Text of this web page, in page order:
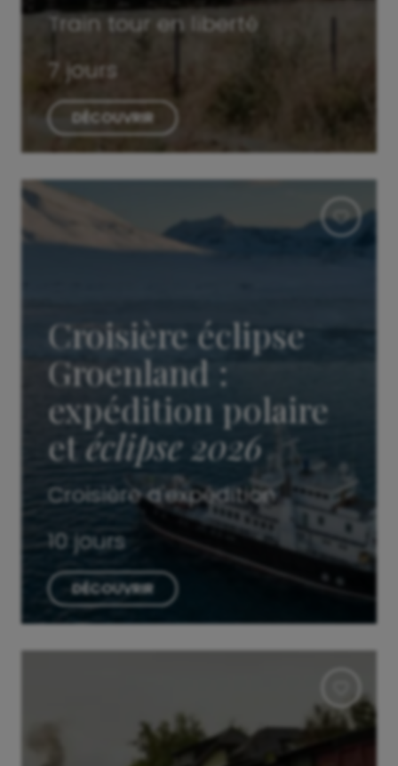
Train tour en liberté
7 jours
DÉCOUVRIR
Croisière éclipse
Groenland :
expédition polaire
etéclipse 2026
Croisière d'expédition
10 jours
DÉCOUVRIR